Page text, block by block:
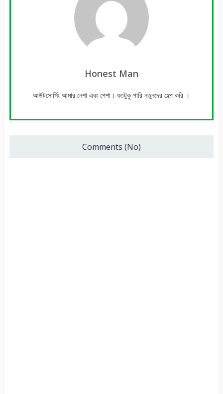
Honest Man
আউটসোর্সিং আমার নেশা এবং পেশা। যতটুকু পারি নতুনদের হেল্প করি ।
Comments (No)